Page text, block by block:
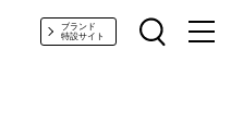
ジェットブランド
特設サイト